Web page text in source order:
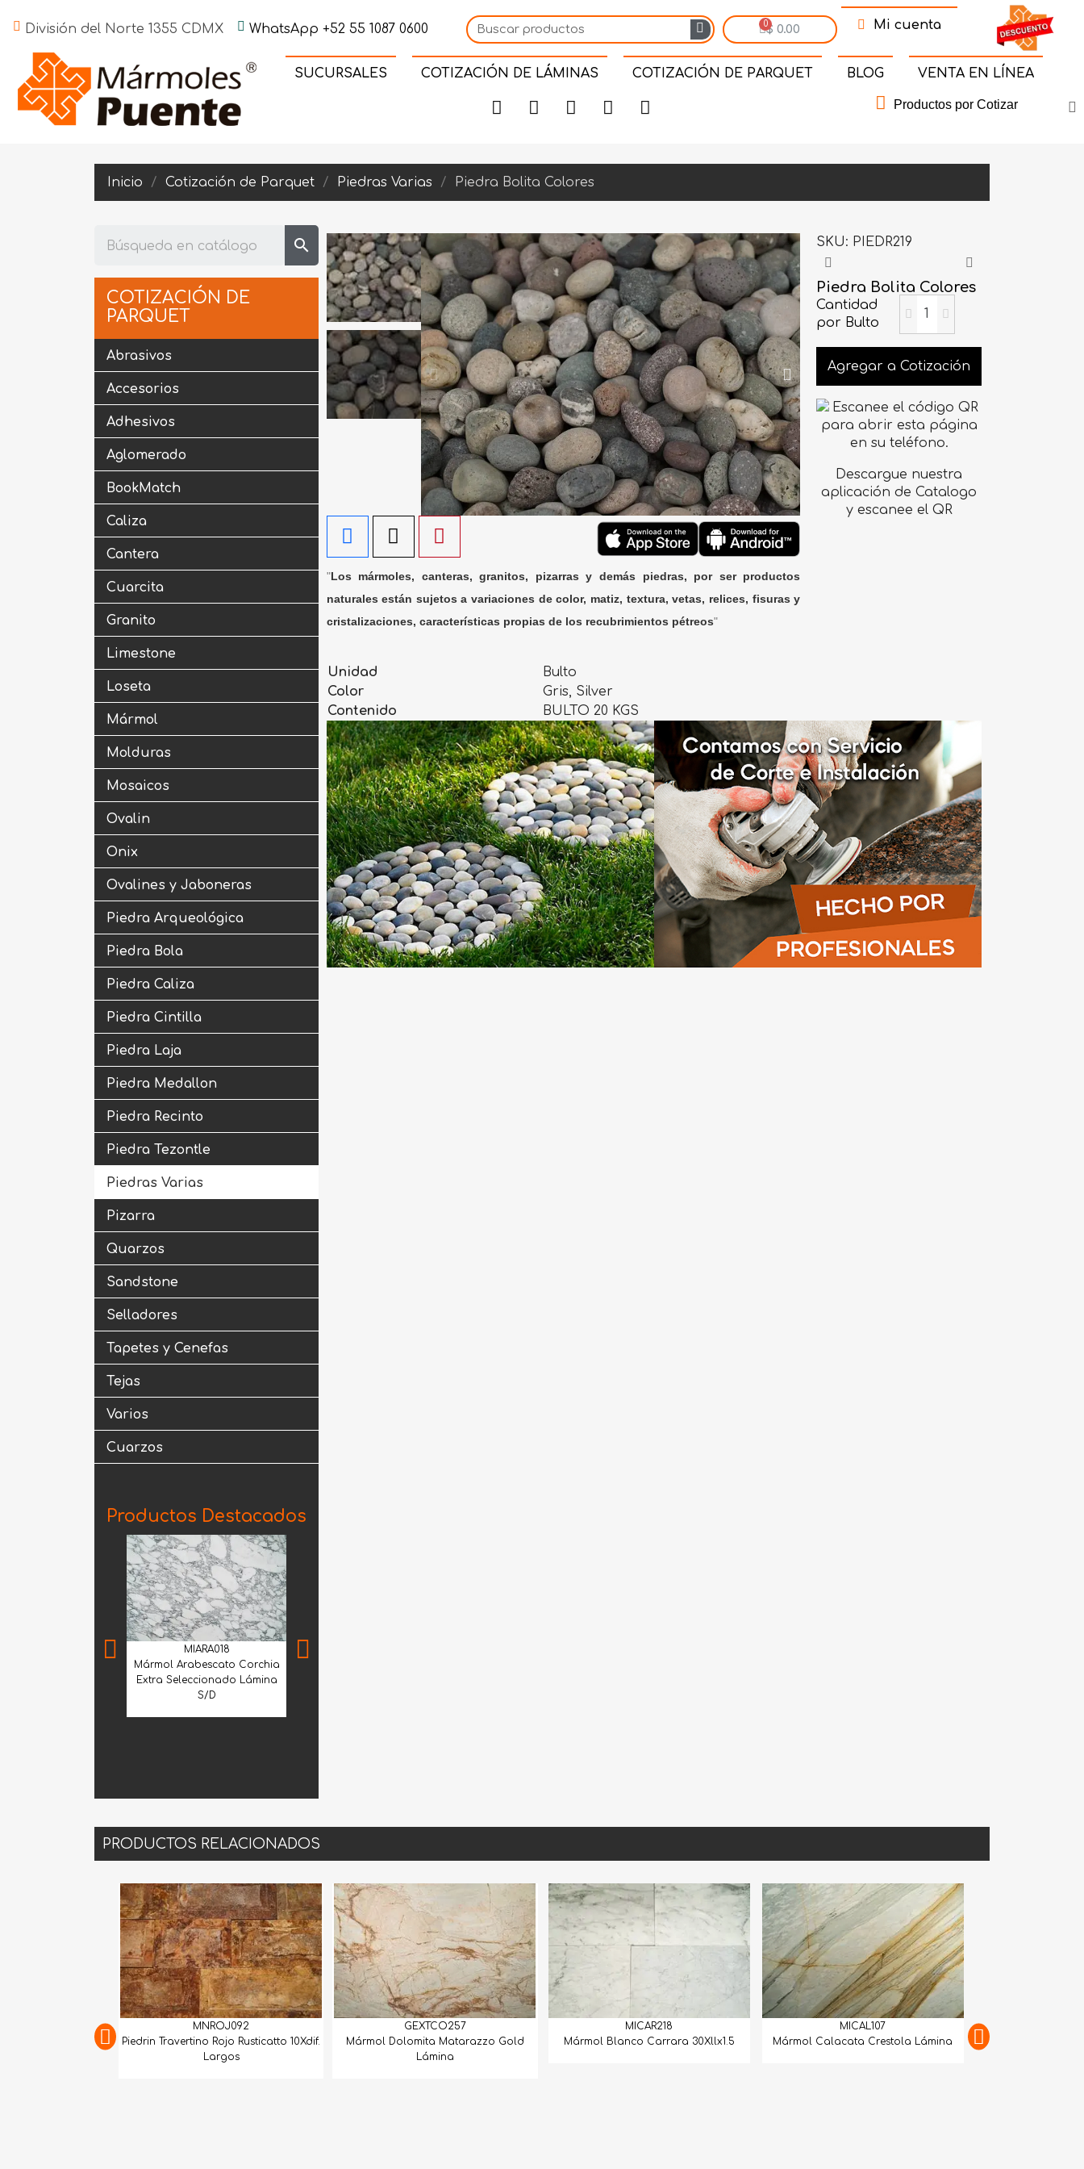
División del Norte 1355 CDMX WhatsApp +52 55 1087 0600 $ 0.00 Mi cuenta
SUCURSALES COTIZACIÓN DE LÁMINAS COTIZACIÓN DE PARQUET BLOG VENTA EN LÍNEA
Productos por Cotizar
Inicio Cotización de Parquet Piedras Varias Piedra Bolita Colores
search
COTIZACIÓN DE
PARQUET
Abrasivos
Accesorios
Adhesivos
Aglomerado
BookMatch
Caliza
Cantera
Cuarcita
Granito
Limestone
Loseta
Mármol
Molduras
Mosaicos
Ovalin
Onix
Ovalines y Jaboneras
Piedra Arqueológica
Piedra Bola
Piedra Caliza
Piedra Cintilla
Piedra Laja
Piedra Medallon
Piedra Recinto
Piedra Tezontle
Piedras Varias
Pizarra
Quarzos
Sandstone
Selladores
Tapetes y Cenefas
Tejas
Varios
Cuarzos
Productos Destacados
MIARA018
Mármol Arabescato Corchia
Extra Seleccionado Lámina
S/D
"Los mármoles, canteras, granitos, pizarras y demás piedras, por ser productos
naturales están sujetos a variaciones de color, matiz, textura, vetas, relices, fisuras y
cristalizaciones, características propias de los recubrimientos pétreos"
SKU PIEDR219
Piedra Bolita Colores
Cantidad
por Bulto
Agregar a Cotización
Descargue nuestra
aplicación de Catalogo
y escanee el QR
Unidad
Bulto
Color
Gris, Silver
Contenido
BULTO 20 KGS
PRODUCTOS RELACIONADOS
MNROJ092
Piedrin Travertino Rojo Rusticatto 10Xdif.
Largos
GEXTCO257
Mármol Dolomita Matarazzo Gold
Lámina
MICAR218
Mármol Blanco Carrara 30Xllx1.5
MICAL107
Mármol Calacata Crestola Lámina